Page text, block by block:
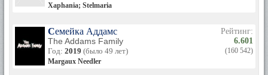
Xaphania; Stelmaria
Семейка Аддамс
The Addams Family
Год: 2019 (было 49 лет)
Margaux Needler
Рейтинг:
6.601
(160 542)